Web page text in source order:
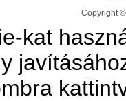
Copyright
kat